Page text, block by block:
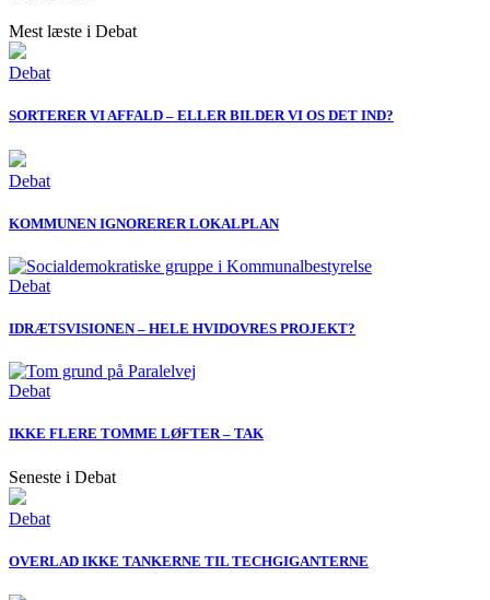
Mest læste i Debat
Debat
SORTERER VI AFFALD – ELLER BILDER VI OS DET IND?
Debat
KOMMUNEN IGNORERER LOKALPLAN
Debat
IDRÆTSVISIONEN – HELE HVIDOVRES PROJEKT?
Debat
IKKE FLERE TOMME LØFTER – TAK
Seneste i Debat
Debat
OVERLAD IKKE TANKERNE TIL TECHGIGANTERNE